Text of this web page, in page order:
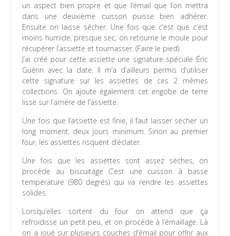
un aspect bien propre et que l’émail que l’on mettra
dans une deuxième cuisson puisse bien adhérer.
Ensuite on laisse sécher. Une fois que c’est que c’est
moins humide, presque sec, on retourne le moule pour
récupérer l’assiette et tournasser. (Faire le pied)
J’ai créé pour cette assiette une signature spéciale Éric
Guérin avec la date. Il m’a d’ailleurs permis d’utiliser
cette signature sur les assiettes de ces 2 mêmes
collections. On ajoute également cet engobe de terre
lisse sur l’arrière de l’assiette.
Une fois que l’assiette est finie, il faut laisser sécher un
long moment, deux jours minimum. Sinon au premier
four, les assiettes risquent d’éclater.
Une fois que les assiettes sont assez sèches, on
procède au biscuitage C’est une cuisson à basse
température (980 degrés) qui va rendre les assiettes
solides.
Lorsqu’elles sortent du four on attend que ça
refroidisse un petit peu, et on procède à l’émaillage. Là
on a joué sur plusieurs couches d’émail pour offrir aux